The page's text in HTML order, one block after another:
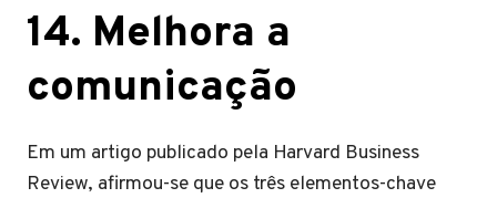
14. Melhora a
comunicação
Em um artigo publicado pela Harvard Business
Review, afirmou-se que os três elementos-chave